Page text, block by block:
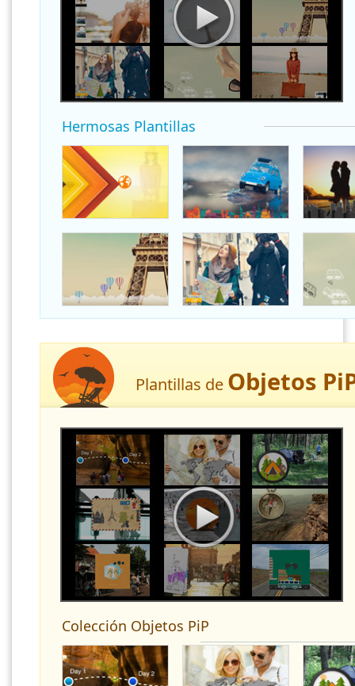
Hermosas Plantillas
Plantillas de Objetos
Colección Objetos PiP